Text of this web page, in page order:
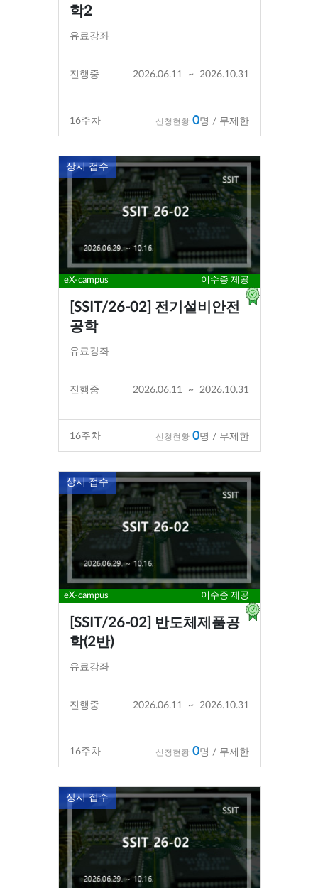
학2
유료강좌
진행중 2026.06.11 ~ 2026.10.31
16주차 신청현황 0명 / 무제한
상시 접수
eX-campus 이수증 제공
[SSIT/26-02] 전기설비안전
공학
유료강좌
진행중 2026.06.11 ~ 2026.10.31
16주차 신청현황 0명 / 무제한
상시 접수
eX-campus 이수증 제공
[SSIT/26-02] 반도체제품공
학(2반)
유료강좌
진행중 2026.06.11 ~ 2026.10.31
16주차 신청현황 0명 / 무제한
상시 접수